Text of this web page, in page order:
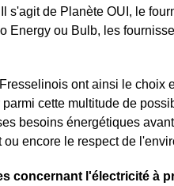
s'agit de Planète OUI, le
Energy ou Bulb, les
ont ainsi le choix
cette multitude de
besoins énergétiques
ou encore le respect de
concernant l'électricité à